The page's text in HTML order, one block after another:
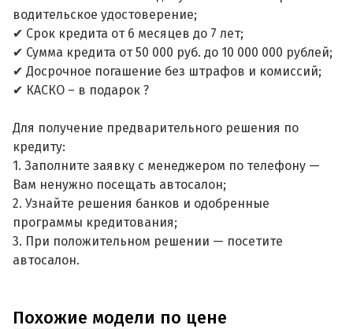
водительское удостоверение;
✔ Срок кредита от 6 месяцев до 7 лет;
✔ Сумма кредита от 50 000 руб. до 10 000 000 рублей;
✔ Досрочное погашение без штрафов и комиссий;
✔ КАСКО – в подарок ?
Для получение предварительного решения по
кредиту:
1. Заполните заявку с менеджером по телефону —
Вам ненужно посещать автосалон;
2. Узнайте решения банков и одобренные
программы кредитования;
3. При положительном решении — посетите
автосалон.
Похожие модели по цене